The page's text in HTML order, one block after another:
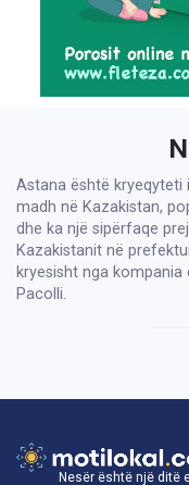
Astana është kryeqyteti
madh në Kazakistan,
dhe ka një sipërfaqe
Kazakistanit në
kryesisht nga
Pacolli.
Nesër është një ditë